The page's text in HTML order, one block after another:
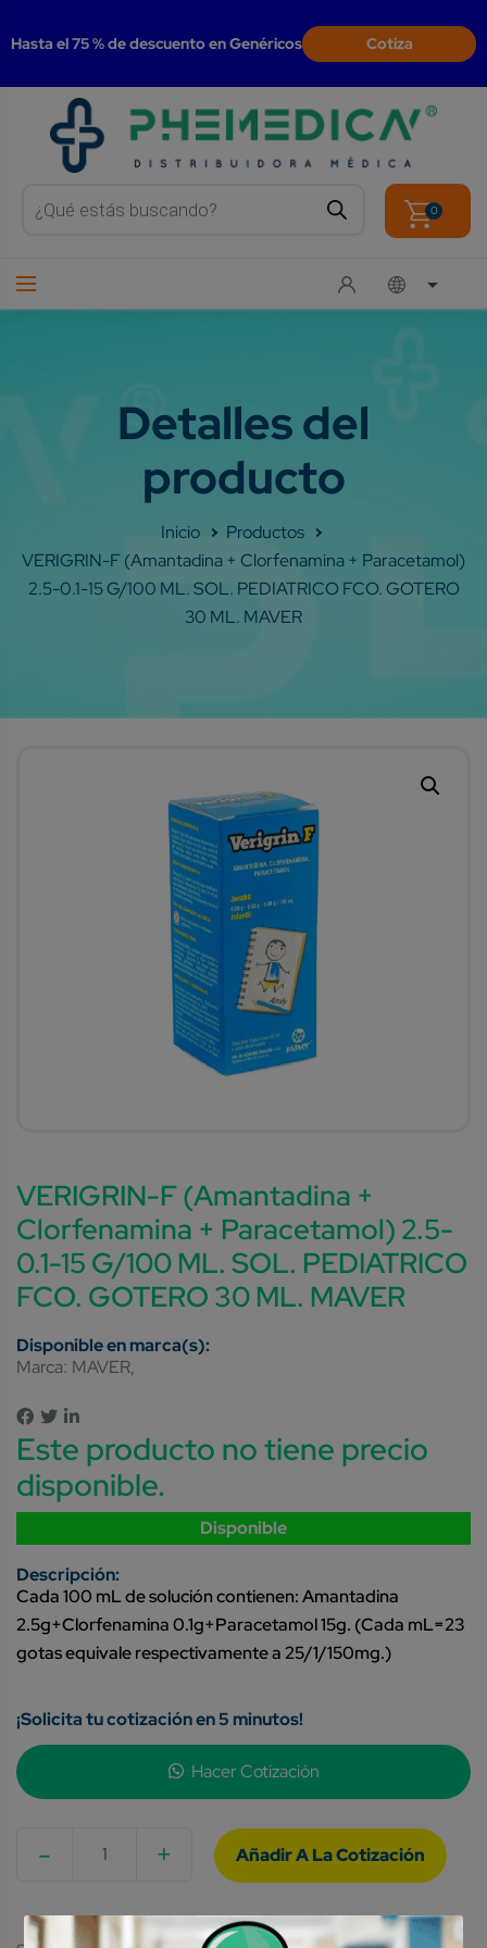
Hasta el 75 % de descuento en Genéricos Cotiza
search 0
Shop
VERIGRIN-F (Amantadina + Clorfenamina + Paracetamol)
2.5-0.1-15 G/100 ML. SOL. PEDIATRICO FCO. GOTERO
30 ML. MAVER
VERIGRIN-F (Amantadina +
Clorfenamina + Paracetamol) 2.5-
0.1-15 G/100 ML. SOL. PEDIATRICO
FCO. GOTERO 30 ML. MAVER
Marca: MAVER
Este producto no tiene precio
disponible.
Disponible
Cada 100 mL de solución contienen: Amantadina
2.5g+Clorfenamina 0.1g+Paracetamol 15g. (Cada mL=23
gotas equivale respectivamente a 25/1/150mg.)
¡Solicita tu cotización en 5 minutos!
Hacer Cotización
- +